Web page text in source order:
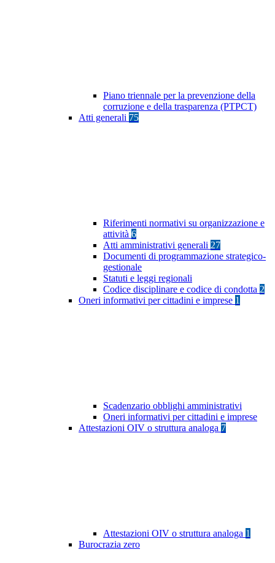
Piano triennale per la prevenzione della
corruzione e della trasparenza (PTPCT)
Atti generali 75
Riferimenti normativi su organizzazione e
attività 6
Atti amministrativi generali 27
Documenti di programmazione strategico-
gestionale
Statuti e leggi regionali
Codice disciplinare e codice di condotta 2
Oneri informativi per cittadini e imprese 1
Scadenzario obblighi amministrativi
Oneri informativi per cittadini e imprese
Attestazioni OIV o struttura analoga 7
Attestazioni OIV o struttura analoga 1
Burocrazia zero